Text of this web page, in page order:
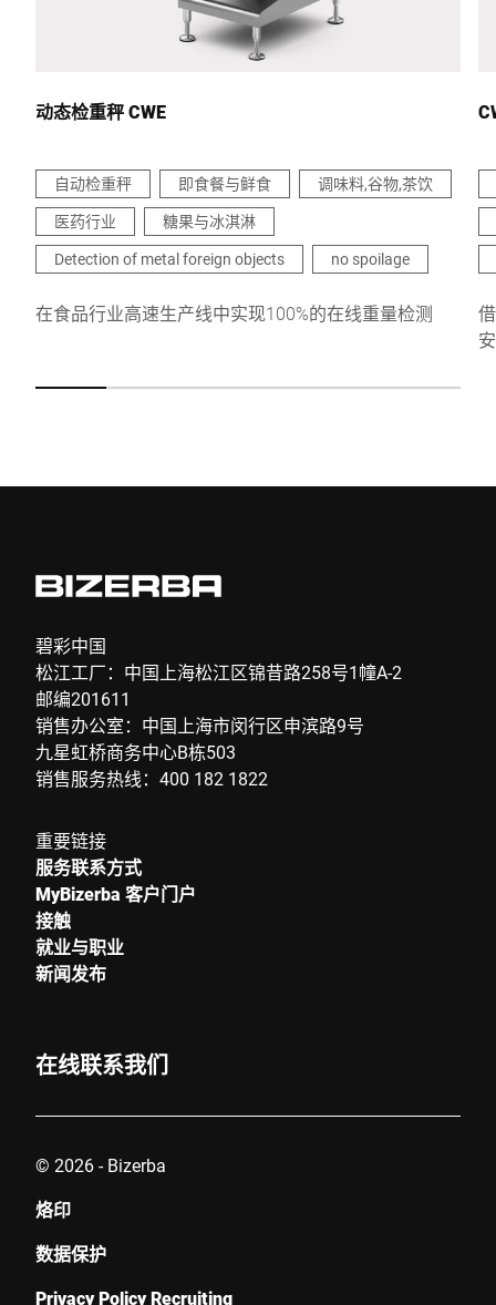
我在此确认我同意使用我的数据处理此请求。可以在
信息。 数据保护声明。 *
Anti-Robot Verification
动态检重秤 CWE
自动检重秤 即食餐与鲜食
调味料,谷物,茶饮
医药行业
糖果与冰淇淋
Detection of metal foreign objects
no spoilage
在食品行业高速生产线中实现100%的在线重量检测
碧彩中国
松江工厂：中国上海松江区锦昔路258号1幢A-2
邮编201611
销售办公室：中国上海市闵行区申滨路9号
九星虹桥商务中心B栋503
销售服务热线：400 182 1822
重要链接
服务联系方式
MyBizerba 客户门户
接触
就业与职业
新闻发布
在线联系我们
© 2026 - Bizerba
烙印
数据保护
Privacy Policy Recruiting